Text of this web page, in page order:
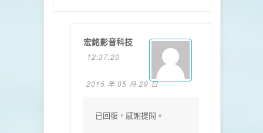
宏銘影音科技
12:37:20
2015 年 05 月 29 日
已回復，感謝提問。